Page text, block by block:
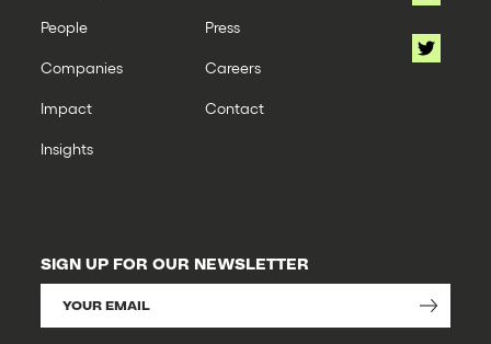
People
Companies
Impact
Insights
Press
Careers
Contact
SIGN UP FOR OUR NEWSLETTER